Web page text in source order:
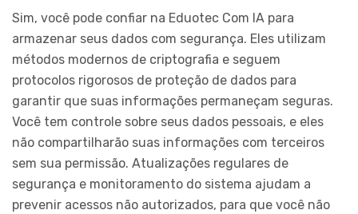
Sim, você pode confiar na Eduotec Com IA para
armazenar seus dados com segurança. Eles utilizam
métodos modernos de criptografia e seguem
protocolos rigorosos de proteção de dados para
garantir que suas informações permaneçam seguras.
Você tem controle sobre seus dados pessoais, e eles
não compartilharão suas informações com terceiros
sem sua permissão. Atualizações regulares de
segurança e monitoramento do sistema ajudam a
prevenir acessos não autorizados, para que você não